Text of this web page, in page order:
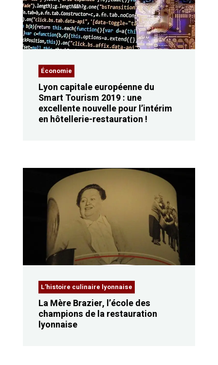
Économie
Lyon capitale européenne du
Smart Tourism 2019 : une
excellente nouvelle pour l’intérim
en hôtellerie-restauration !
L’histoire culinaire lyonnaise
La Mère Brazier, l’école des
champions de la restauration
lyonnaise